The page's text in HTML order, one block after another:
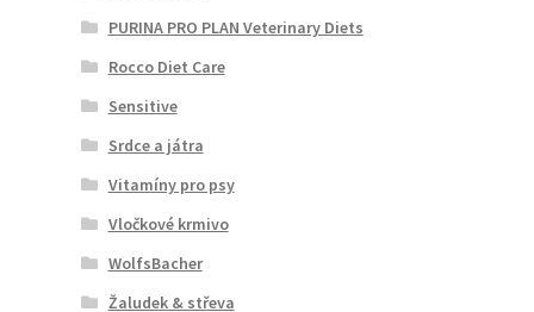
PURINA PRO PLAN Veterinary Diets
Rocco Diet Care
Sensitive
Srdce a játra
Vitamíny pro psy
Vločkové krmivo
WolfsBacher
Žaludek & střeva